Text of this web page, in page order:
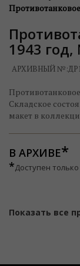
1943
АРХИВНЫЙ №:
Складское
макет в
В АРХИВЕ
*Доступен
Показать все